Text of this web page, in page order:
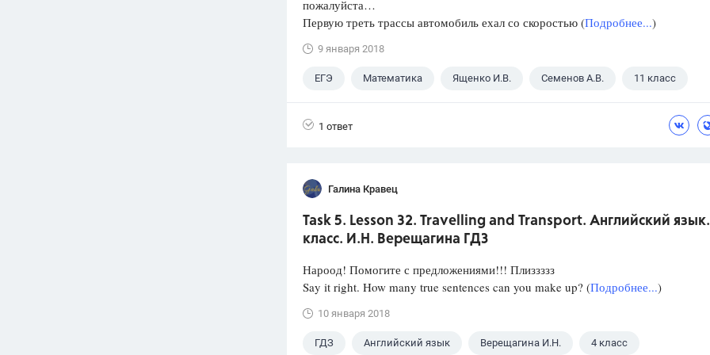
пожалуйста…
Первую треть трассы автомобиль ехал со скоростью (Подробнее...)
9 января 2018
ЕГЭ Математика Ященко И.В. Семенов А.В. 11 класс
1 ответ
Галина Кравец
Task 5. Lesson 32. Travelling and Transport. Английский
класс. И.Н. Верещагина ГДЗ
Нароод! Помогите с предложениями!!! Плиззззз
Say it right. How many true sentences can you make up? (Подробнее...)
10 января 2018
ГДЗ Английский язык Верещагина И.Н. 4 класс